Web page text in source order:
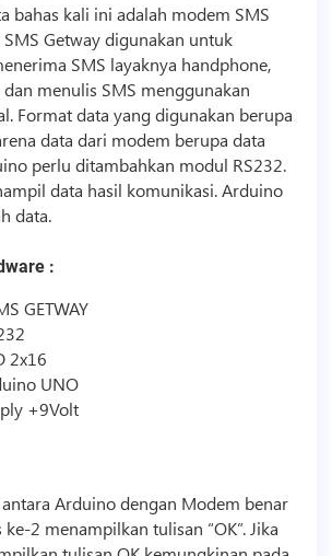
bahas kali ini adalah modem SMS
Getway digunakan untuk
SMS layaknya handphone,
menulis SMS menggunakan
Format data yang digunakan berupa
data dari modem berupa data
perlu ditambahkan modul RS232.
data hasil komunikasi. Arduino
data.
:
GETWAY
2x16
UNO
+9Volt
Arduino dengan Modem benar
2 menampilkan tulisan “OK”. Jika